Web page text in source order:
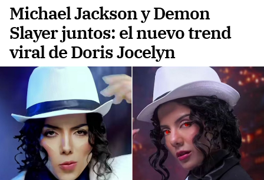
Michael Jackson y Demon
Slayer juntos: el nuevo trend
viral de Doris Jocelyn